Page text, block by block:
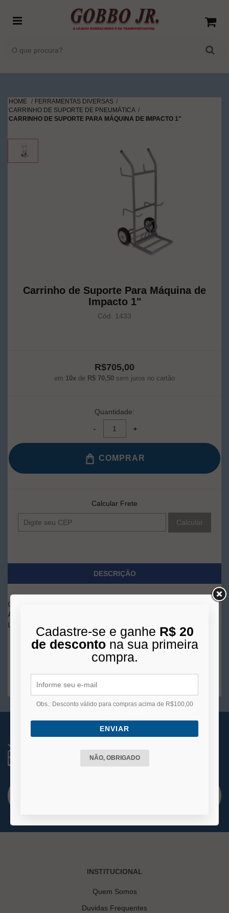
HOME
FERRAMENTAS DIVERSAS
CARRINHO DE SUPORTE DE PNEUMÁTICA
CARRINHO DE SUPORTE PARA MÁQUINA DE IMPACTO 1"
Carrinho de Suporte Para Máquina de
Impacto 1"
Cód. 1433
R$705,00
em 10x de R$ 70,50 sem juros no cartão
Quantidade:
COMPRAR
Calcular Frete
Calcular
DESCRIÇÃO
Carro com Suporte para Chave de Impacto; Comprimento: 35cm
Altura: 105cm
Largura: 50cm
RECEBA NOVIDADES
Você está se cadastrando para receber e-mails
INSTITUCIONAL
Quem Somos
Duvidas Frequentes
Cadastre-se e ganhe R$ 20
de descontona sua primeira
compra.
Obs.: Desconto válido para compras acima de R$100,00
ENVIAR
NÃO, OBRIGADO